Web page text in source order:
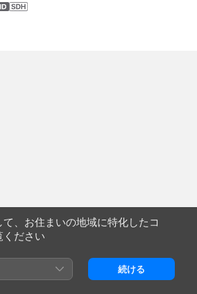
ーにその情報を売りつけ、ガンダムX
、お住まいの地域に特化したコ
ください
続ける